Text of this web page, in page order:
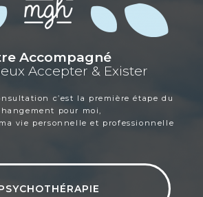
Accompagné
Accepter & Exister
c’est la première étape du
pour moi,
vie personnelle et professionnelle